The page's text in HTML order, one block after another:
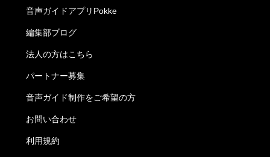
音声ガイドアプリPokke
編集部ブログ
法人の方はこちら
パートナー募集
音声ガイド制作をご希望の方
お問い合わせ
利用規約